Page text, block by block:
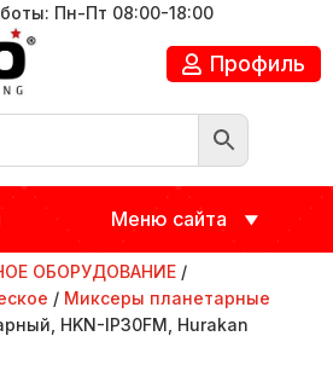
Пн-Пт 08:00-18:00
Профиль
Меню сайта
ОБОРУДОВАНИЕ/
/ Миксеры планетарные
HKN-IP30FM, Hurakan